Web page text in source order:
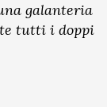
galanteria
tutti i doppi